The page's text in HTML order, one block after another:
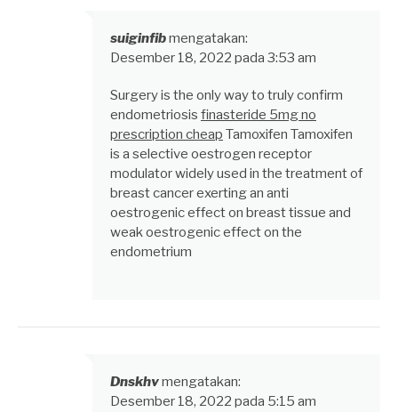
suiginfibmengatakan:
Desember 18, 2022 pada 3:53 am
Surgery is the only way to truly confirm
endometriosis finasteride 5mg no
prescription cheap Tamoxifen Tamoxifen
is a selective oestrogen receptor
modulator widely used in the treatment of
breast cancer exerting an anti
oestrogenic effect on breast tissue and
weak oestrogenic effect on the
endometrium
Dnskhvmengatakan:
Desember 18, 2022 pada 5:15 am